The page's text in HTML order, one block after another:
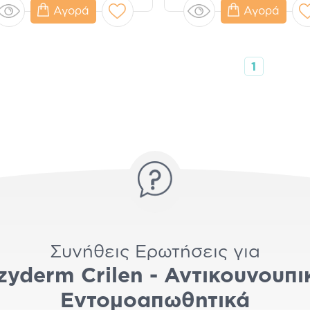
Αγορά Αγορά
1
Συνήθεις Ερωτήσεις για
Crilen -
Εντομοαπωθητικά